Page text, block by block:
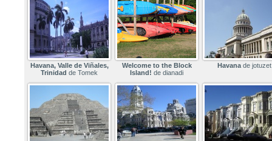
Havana, Valle de Viñales,
Trinidad de Tomek
Welcome to the Block
Island! de dianadi
Havanade jotuzet